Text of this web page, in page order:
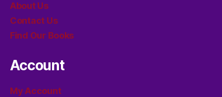
About Us
Contact Us
Find Our Books
Account
My Account